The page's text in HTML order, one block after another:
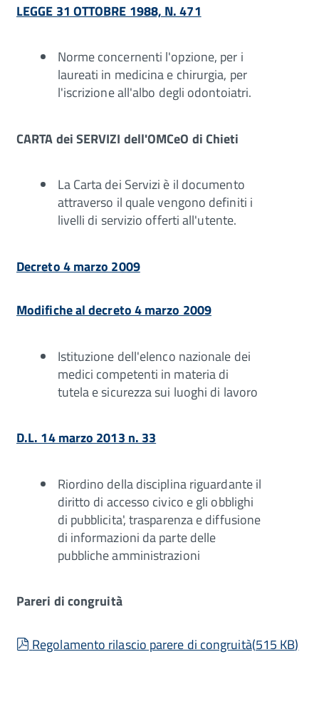
LEGGE 31 OTTOBRE 1988, N. 471
Norme concernenti l'opzione, per i
laureati in medicina e chirurgia, per
l'iscrizione all'albo degli odontoiatri.
CARTA dei SERVIZI dell'OMCeO di Chieti
La Carta dei Servizi è il documento
attraverso il quale vengono definiti i
livelli di servizio offerti all'utente.
Decreto 4 marzo 2009
Modifiche al decreto 4 marzo 2009
Istituzione dell'elenco nazionale dei
medici competenti in materia di
tutela e sicurezza sui luoghi di lavoro
D.L. 14 marzo 2013 n. 33
Riordino della disciplina riguardante il
diritto di accesso civico e gli obblighi
di pubblicita', trasparenza e diffusione
di informazioni da parte delle
pubbliche amministrazioni
Pareri di congruità
pdf
Regolamento rilascio parere di congruità(515 KB)